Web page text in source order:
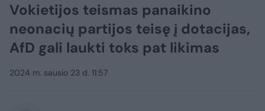
Vokietijos teismas panaikino
neonacių partijos teisę į dotacijas,
AfD gali laukti toks pat likimas
2024 m. sausio 23 d. 11:57